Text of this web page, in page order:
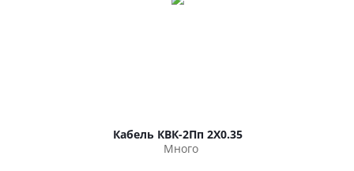
Кабель КВК-2Пп 2Х0.35
Много